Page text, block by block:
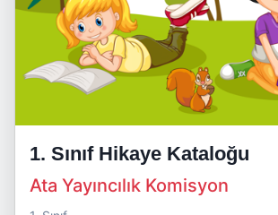
1. Sınıf Hikaye Kataloğu
Ata Yayıncılık Komisyon